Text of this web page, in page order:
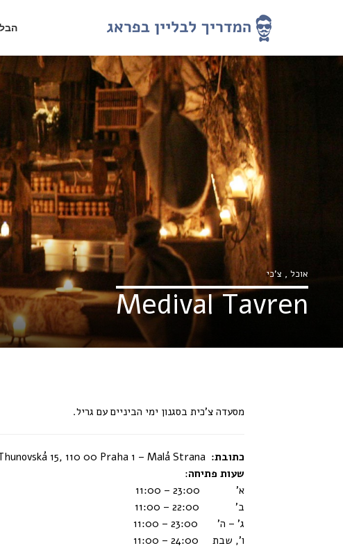
אוכל , צ’כי
Medival Tavren
מסעדה צ’כית בסגנון ימי הביניים עם גריל.
כתובת: 15, 110 00 Praha 1 – Malá Strana
שעות פתיחה:
א’ 23:00 – 11:00
ב’ 22:00 – 11:00
ג’ – ה’ 23:00 – 11:00
ו’, שבת 24:00 – 11:00